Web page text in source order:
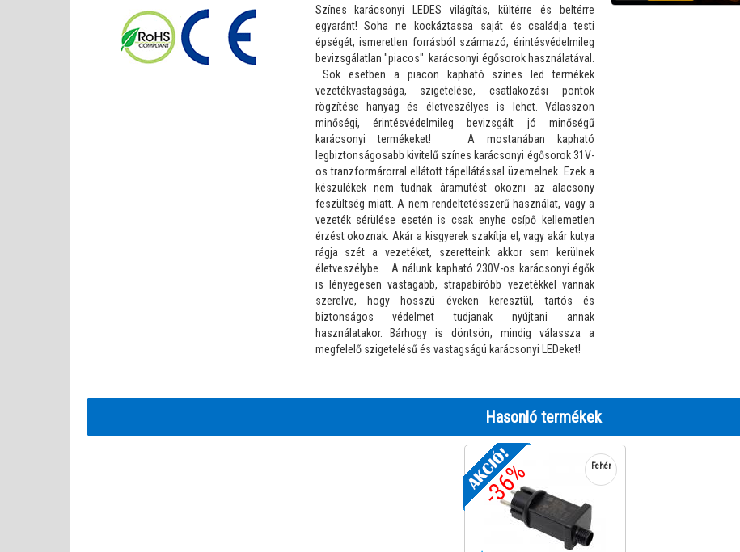
Színes karácsonyi LEDES világítás, kültérre és beltérre
egyaránt! Soha ne kockáztassa saját és családja testi
épségét, ismeretlen forrásból származó, érintésvédelmileg
bevizsgálatlan "piacos" karácsonyi égősorok használatával.
Sok esetben a piacon kapható színes led termékek
vezetékvastagsága, szigetelése, csatlakozási pontok
rögzítése hanyag és életveszélyes is lehet. Válasszon
minőségi, érintésvédelmileg bevizsgált jó minőségű
karácsonyi termékeket! A mostanában kapható
legbiztonságosabb kivitelű színes karácsonyi égősorok 31V-
os tranzformárorral ellátott tápellátással üzemelnek. Ezek a
készülékek nem tudnak áramütést okozni az alacsony
feszültség miatt. A nem rendeltetésszerű használat, vagy a
vezeték sérülése esetén is csak enyhe csípő kellemetlen
érzést okoznak. Akár a kisgyerek szakítja el, vagy akár kutya
rágja szét a vezetéket, szeretteink akkor sem kerülnek
életveszélybe. A nálunk kapható 230V-os karácsonyi égők
is lényegesen vastagabb, strapabíróbb vezetékkel vannak
szerelve, hogy hosszú éveken keresztül, tartós és
biztonságos védelmet tudjanak nyújtani annak
használatakor. Bárhogy is döntsön, mindig válassza a
megfelelő szigetelésű és vastagságú karácsonyi LEDeket!
Hasonló termékek
-36% Fehér